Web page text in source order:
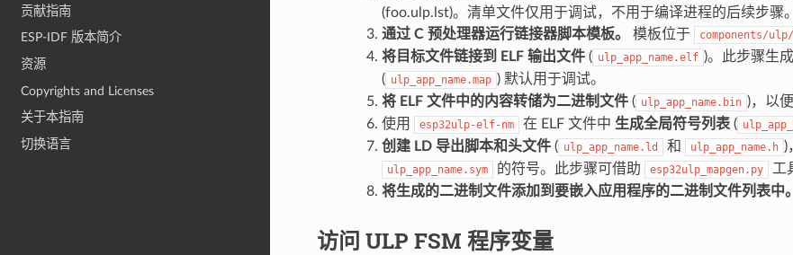
贡献指南
ESP-IDF 版本简介
资源
Copyrights and Licenses
关于本指南
切换语言
(foo.ulp.lst)。清单文件仅用于调试，不用于编译进程的后续步骤。
通过 C 预处理器运行链接器脚本模板。
模板位于 components/
将目标文件链接到 ELF 输出文件( ulp_app_name.elf )。此步骤生
( ulp_app_name.map ) 默认用于调试。
将 ELF 文件中的内容转储为二进制文件( ulp_app_name.bin )，以
使用
esp32ulp-elf-nm 在 ELF 文件中 生成全局符号列表(
创建 LD 导出脚本和头文件( ulp_app_name.ld 和 ulp_app_name.h )
ulp_app_name.sym 的符号。此步骤可借助 esp32ulp_mapgen.py
工
将生成的二进制文件添加到要嵌入应用程序的二进制文件列表中。
访问 ULP FSM 程序变量